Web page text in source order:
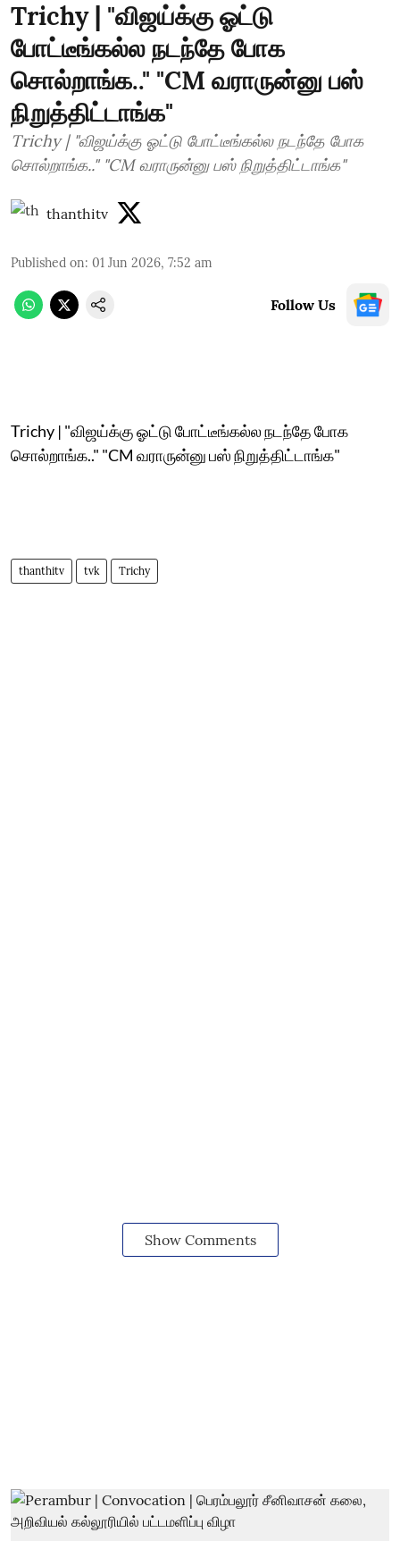
Trichy | "விஜய்க்கு ஓட்டு
போட்டீங்கல்ல நடந்தே போக
சொல்றாங்க.." "CM வராருன்னு பஸ்
நிறுத்திட்டாங்க"
Trichy | "விஜய்க்கு ஓட்டு போட்டீங்கல்ல நடந்தே போக
சொல்றாங்க.." "CM வராருன்னு பஸ் நிறுத்திட்டாங்க"
thanthitv
Published on: 01 Jun 2026, 7:52 am
Follow Us
Trichy | "விஜய்க்கு ஓட்டு போட்டீங்கல்ல நடந்தே போக
சொல்றாங்க.." "CM வராருன்னு பஸ் நிறுத்திட்டாங்க"
thanthitv tvk Trichy
Show Comments